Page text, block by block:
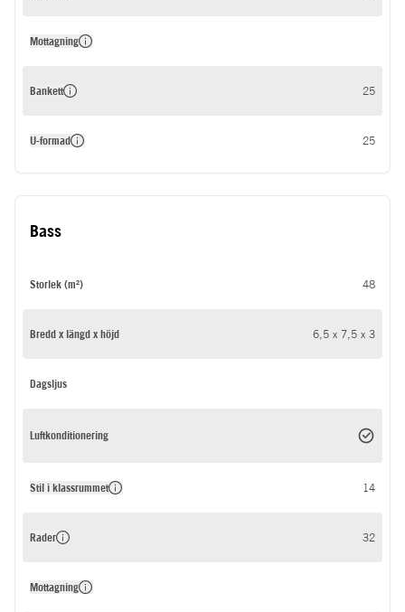
Mottagning
Bankett 25
U-formad 25
Bass
Storlek (m²) 48
Bredd x längd x höjd 6,5 x 7,5 x 3
Dagsljus
Luftkonditionering
Stil i klassrummet 14
Rader 32
Mottagning